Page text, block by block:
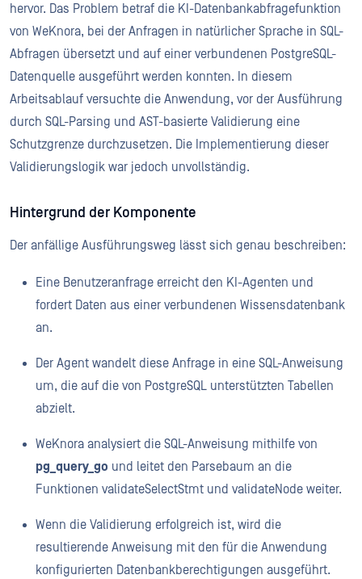
hervor. Das Problem betraf die KI-Datenbankabfragefunktion
von WeKnora, bei der Anfragen in natürlicher Sprache in SQL-
Abfragen übersetzt und auf einer verbundenen PostgreSQL-
Datenquelle ausgeführt werden konnten. In diesem
Arbeitsablauf versuchte die Anwendung, vor der Ausführung
durch SQL-Parsing und AST-basierte Validierung eine
Schutzgrenze durchzusetzen. Die Implementierung dieser
Validierungslogik war jedoch unvollständig.
Hintergrund der Komponente
Der anfällige Ausführungsweg lässt sich genau beschreiben:
Eine Benutzeranfrage erreicht den KI-Agenten und
fordert Daten aus einer verbundenen Wissensdatenbank
an.
Der Agent wandelt diese Anfrage in eine SQL-Anweisung
um, die auf die von PostgreSQL unterstützten Tabellen
abzielt.
WeKnora analysiert die SQL-Anweisung mithilfe von
pg_query_go und leitet den Parsebaum an die
Funktionen validateSelectStmt und validateNode weiter.
Wenn die Validierung erfolgreich ist, wird die
resultierende Anweisung mit den für die Anwendung
konfigurierten Datenbankberechtigungen ausgeführt.